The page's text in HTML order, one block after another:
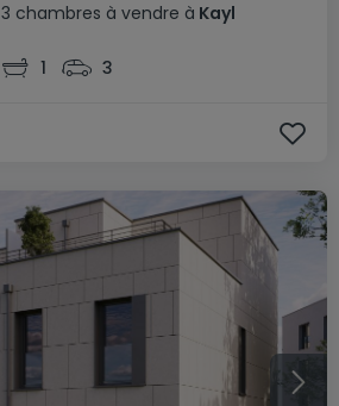
3 chambres à vendre à Kayl
1 3